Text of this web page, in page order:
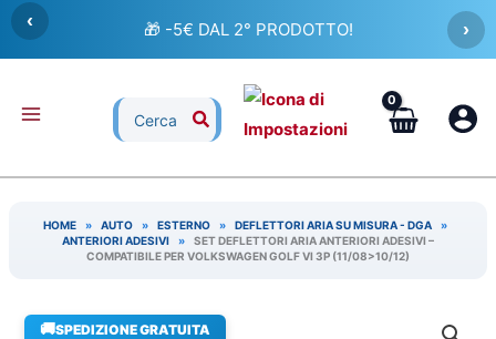
Vai
contenuto
‹ 🎁 -5€ DAL 2° PRODOTTO! ›
Ricerca
per:
HOME » AUTO » ESTERNO » DEFLETTORI ARIA SU MISURA - DGA
»
ANTERIORI ADESIVI
»
SET DEFLETTORI ARIA ANTERIORI ADESIVI –
COMPATIBILE PER VOLKSWAGEN GOLF VI 3P (11/08>10/12)
🚚SPEDIZIONE GRATUITA